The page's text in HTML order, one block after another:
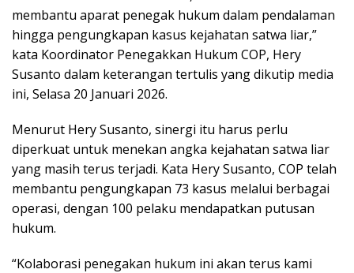
membantu aparat penegak hukum dalam pendalaman
hingga pengungkapan kasus kejahatan satwa liar,”
kata Koordinator Penegakkan Hukum COP, Hery
Susanto dalam keterangan tertulis yang dikutip media
ini, Selasa 20 Januari 2026.
Menurut Hery Susanto, sinergi itu harus perlu
diperkuat untuk menekan angka kejahatan satwa liar
yang masih terus terjadi. Kata Hery Susanto, COP telah
membantu pengungkapan 73 kasus melalui berbagai
operasi, dengan 100 pelaku mendapatkan putusan
hukum.
“Kolaborasi penegakan hukum ini akan terus kami